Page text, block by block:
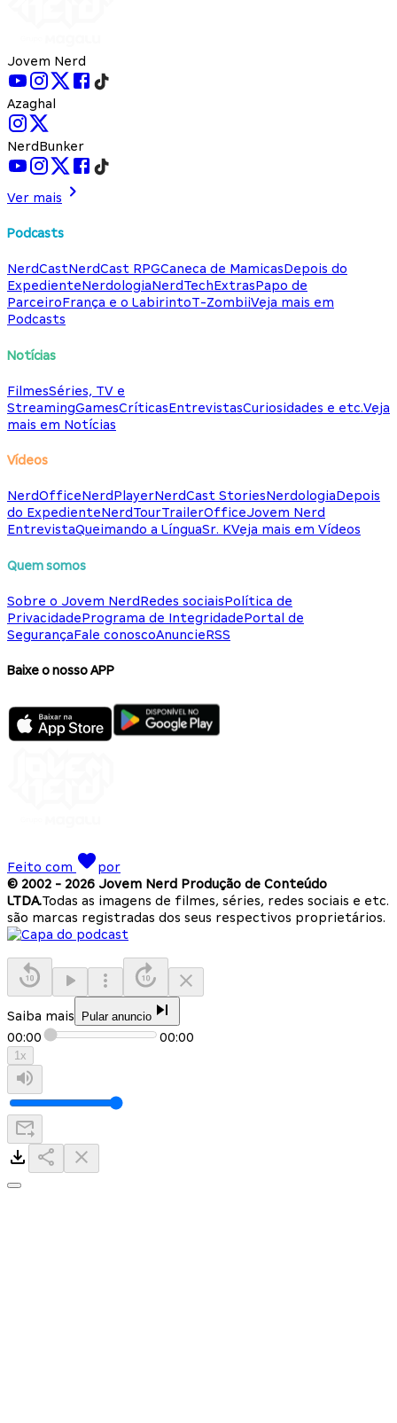
Jovem Nerd
Azaghal
NerdBunker
Ver mais
Podcasts
NerdCastNerdCast RPGCaneca de MamicasDepois do
ExpedienteNerdologiaNerdTechExtrasPapo de
ParceiroFrança e o LabirintoT-ZombiiVeja mais em
Podcasts
Notícias
FilmesSéries, TV e
StreamingGamesCríticasEntrevistasCuriosidades e etc.Veja
mais em Notícias
Vídeos
NerdOfficeNerdPlayerNerdCast StoriesNerdologiaDepois
do ExpedienteNerdTourTrailerOfficeJovem Nerd
EntrevistaQueimando a LínguaSr. KVeja mais em Vídeos
Quem somos
Sobre o Jovem NerdRedes sociaisPolítica de
PrivacidadePrograma de IntegridadePortal de
SegurançaFale conoscoAnuncieRSS
Baixe o nosso APP
Feito com
por
© 2002 - 2026 Jovem Nerd Produção de Conteúdo
LTDA.Todas as imagens de filmes, séries, redes sociais e etc.
são marcas registradas dos seus respectivos proprietários.
Saiba mais Pular anuncio
00:00 00:00
1x